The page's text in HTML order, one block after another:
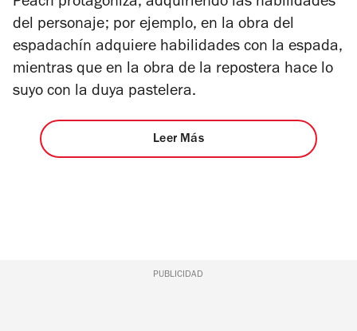
del personaje; por ejemplo, en la obra del
espadachín adquiere habilidades con la espada,
mientras que en la obra de la repostera hace lo
suyo con la duya pastelera.
Leer Más
PUBLICIDAD